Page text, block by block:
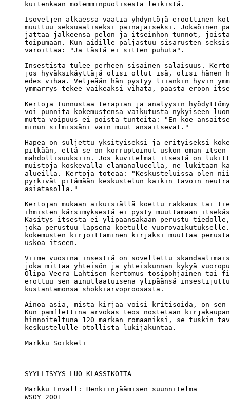
kuitenkaan molemminpuolisesta leikistä.
Isoveljen alkaessa vaatia yhdyntöjä eroottinen
muuttuu seksuaaliseksi painajaiseksi. Jokaöinen
jättää jälkeensä pelon ja itseinhon tunnot,
toipumaan. Kun äidille paljastuu sisarusten
varoittaa: "Ja tästä ei sitten puhuta".
Insestistä tulee perheen sisäinen salaisuus.
jos hyväksikäyttäjä olisi ollut isä, olisi hänen
edes vihaa. Veljeään hän pystyy liiankin hyvin
ymmärrys tekee vaikeaksi vihata, päästä eroon
Kertoja tunnustaa terapian ja analyysin
voi punnita kokemustensa vaikutusta nykyiseen
mutta voipuus ei poista tunteita: "En koe
minun silmissäni vain muut ansaitsevat."
Häpeä on suljettu yksityiseksi ja erityiseksi
pitkään, että se on korruptoinut uskon oman itsen
mahdollisuuksiin. Jos kuvitelmat itsestä on
muistoja koskevalla elämänalueella, ne lukitaan
alueilla. Kertoja toteaa: "Keskusteluissa olen
pyrkivät pitämään keskustelun kaikin tavoin
asiatasolla."
Kertojan mukaan aikuisiällä koettu rakkaus tai
ihmisten kärsimyksestä ei pysty muuttamaan
Käsitys itsestä ei ylipäänsäkään perustu
joka perustuu lapsena koetulle
kokemusten kirjoittaminen kirjaksi muuttaa
uskoa itseen.
Viime vuosina insestiä on sovellettu
joka mittaa yhteisön ja yhteiskunnan kykyä
Olipa Veera Lahtisen kertomus tosipohjainen
erottuu sen ainutlaatuisena ylipäänsä
kustantamonsa shokkiarvoproosasta.
Ainoa asia, mistä kirjaa voisi kritisoida, on sen
Kun pamflettina arvokas teos nostetaan
hinnoiteltuna 120 markan romaaniksi, se tuskin
keskustelulle otollista lukijakuntaa.
Markku Soikkeli
Markku Envall: Henkiinjäämisen suunnitelma
WSOY 2001